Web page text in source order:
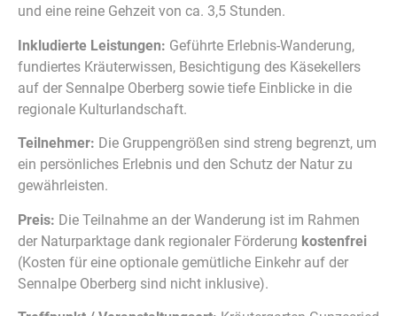
und eine reine Gehzeit von ca. 3,5 Stunden.
Inkludierte Leistungen: Geführte Erlebnis-Wanderung,
fundiertes Kräuterwissen, Besichtigung des Käsekellers
auf der Sennalpe Oberberg sowie tiefe Einblicke in die
regionale Kulturlandschaft.
Teilnehmer: Die Gruppengrößen sind streng begrenzt, um
ein persönliches Erlebnis und den Schutz der Natur zu
gewährleisten.
Preis: Die Teilnahme an der Wanderung ist im Rahmen
der Naturparktage dank regionaler Förderung kostenfrei
(Kosten für eine optionale gemütliche Einkehr auf der
Sennalpe Oberberg sind nicht inklusive).